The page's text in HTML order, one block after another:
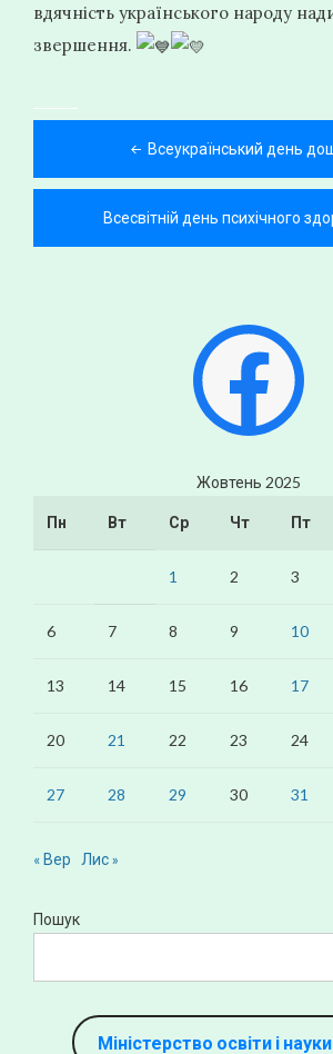
вдячність українського народу
звершення.
Всеукраїнський день
Всесвітній день психічного
Жовтень 2025
Пн Вт Ср Чт Пт
1 2 3
6 7 8 9 10
13 14 15 16 17
20 21 22 23 24
27 28 29 30 31
« Вер Лис »
Пошук
Міністерство освіти і